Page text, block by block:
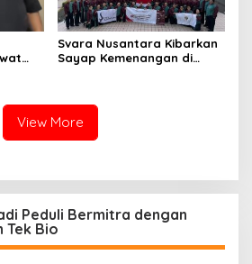
Svara Nusantara Kibarkan
Sayap Kemenangan di
View More
Peduli Bermitra dengan
Tek Bio